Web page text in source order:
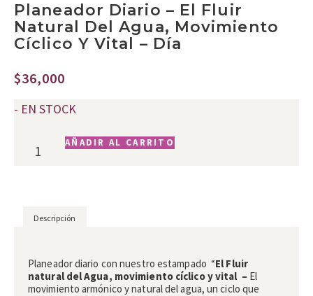
Planeador Diario – El Fluir
Natural Del Agua, Movimiento
Cíclico Y Vital – Día
$36,000
- EN STOCK
AÑADIR AL CARRITO
Descripción
Planeador diario con nuestro estampado “El Fluir
natural del Agua, movimiento cíclico y vital – El
movimiento armónico y natural del agua, un ciclo que